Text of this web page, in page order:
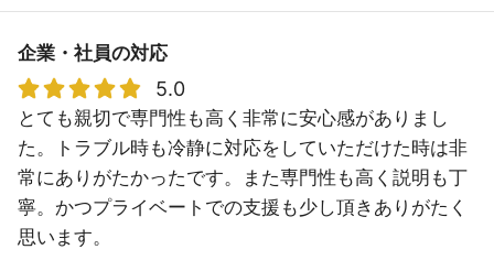
企業・社員の対応
5.0
とても親切で専門性も高く非常に安心感がありまし
た。トラブル時も冷静に対応をしていただけた時は非
常にありがたかったです。また専門性も高く説明も丁
寧。かつプライベートでの支援も少し頂きありがたく
思います。